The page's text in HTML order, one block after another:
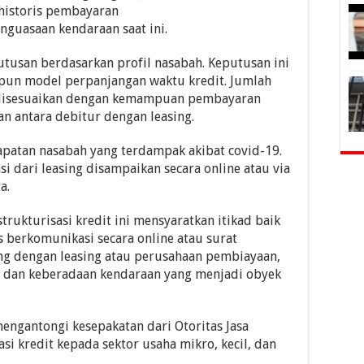
pembayaran
kendaraan saat ini.
berdasarkan profil nasabah. Keputusan ini
model perpanjangan waktu kredit. Jumlah
dengan kemampuan pembayaran
antara debitur dengan leasing.
nasabah yang terdampak akibat covid-19.
dari leasing disampaikan secara online atau via
kredit ini mensyaratkan itikad baik
berkomunikasi secara online atau surat
dengan leasing atau perusahaan pembiayaan,
keberadaan kendaraan yang menjadi obyek
kesepakatan dari Otoritas Jasa
kredit kepada sektor usaha mikro, kecil, dan